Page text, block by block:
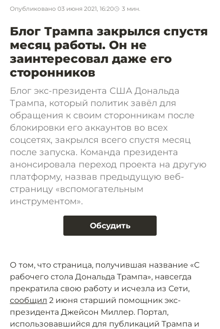
Опубликовано 03 июня 2021, 16:20 3 мин.
Блог Трампа закрылся спустя
месяц работы. Он не
заинтересовал даже его
сторонников
Блог экс-президента США Дональда
Трампа, который политик завёл для
обращения к своим сторонникам после
блокировки его аккаунтов во всех
соцсетях, закрылся всего спустя месяц
после запуска. Команда президента
анонсировала переход проекта на другую
платформу, назвав предыдущую веб-
страницу «вспомогательным
инструментом».
Обсудить
О том, что страница, получившая название «С
рабочего стола Дональда Трампа», навсегда
прекратила свою работу и исчезла из Сети,
сообщил 2 июня старший помощник экс-
президента Джейсон Миллер. Портал,
использовавшийся для публикаций Трампа и